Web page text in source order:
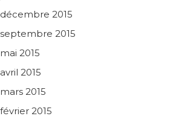
décembre 2015
septembre 2015
mai 2015
avril 2015
mars 2015
février 2015